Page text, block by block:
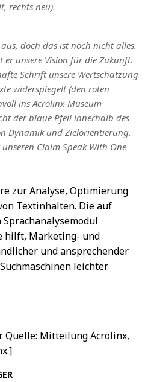
rechts neu).
doch das ist noch nicht alles.
unsere Vision für die Zukunft.
Schrift unsere Wertschätzung
widerspiegelt (den roten
ins Acrolinx-Museum
der blaue Pfeil innerhalb des
Dynamik und Zielorientierung.
Claim Speak With One
zur Analyse, Optimierung
Textinhalten. Die auf
hilft, Marketing- und
und ansprechender
leichter
Quelle: Mitteilung Acrolinx,